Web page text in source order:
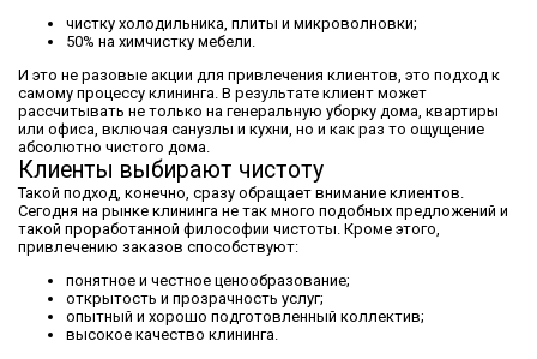
чистку холодильника, плиты и микроволновки;
50% на химчистку мебели.
И это не разовые акции для привлечения клиентов, это подход к
самому процессу клининга. В результате клиент может
рассчитывать не только на генеральную уборку дома, квартиры
или офиса, включая санузлы и кухни, но и как раз то ощущение
абсолютно чистого дома.
Клиенты выбирают чистоту
Такой подход, конечно, сразу обращает внимание клиентов.
Сегодня на рынке клининга не так много подобных предложений и
такой проработанной философии чистоты. Кроме этого,
привлечению заказов способствуют:
понятное и честное ценообразование;
открытость и прозрачность услуг;
опытный и хорошо подготовленный коллектив;
высокое качество клининга.